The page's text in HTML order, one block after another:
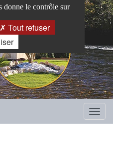
mairie
Menu
donne le contrôle sur
Tout refuser